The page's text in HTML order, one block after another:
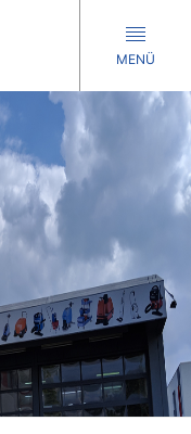
MENÜ